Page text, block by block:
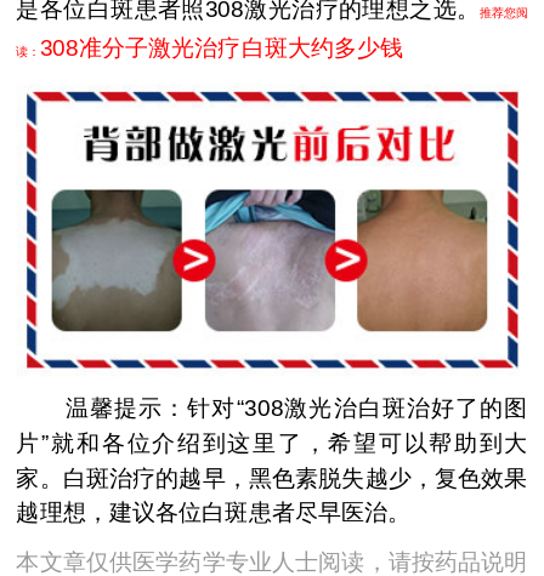
是各位白斑患者照308激光治疗的理想之选。推荐您阅
读： 308准分子激光治疗白斑大约多少钱
温馨提示：针对“308激光治白斑治好了的图
片”就和各位介绍到这里了，希望可以帮助到大
家。白斑治疗的越早，黑色素脱失越少，复色效果
越理想，建议各位白斑患者尽早医治。
本文章仅供医学药学专业人士阅读，请按药品说明